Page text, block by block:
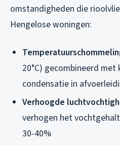
omstandigheden die
Hengelose woningen:
20°C) gecombineerd
condensatie in
Verhoogde
verhogen het
30-40%